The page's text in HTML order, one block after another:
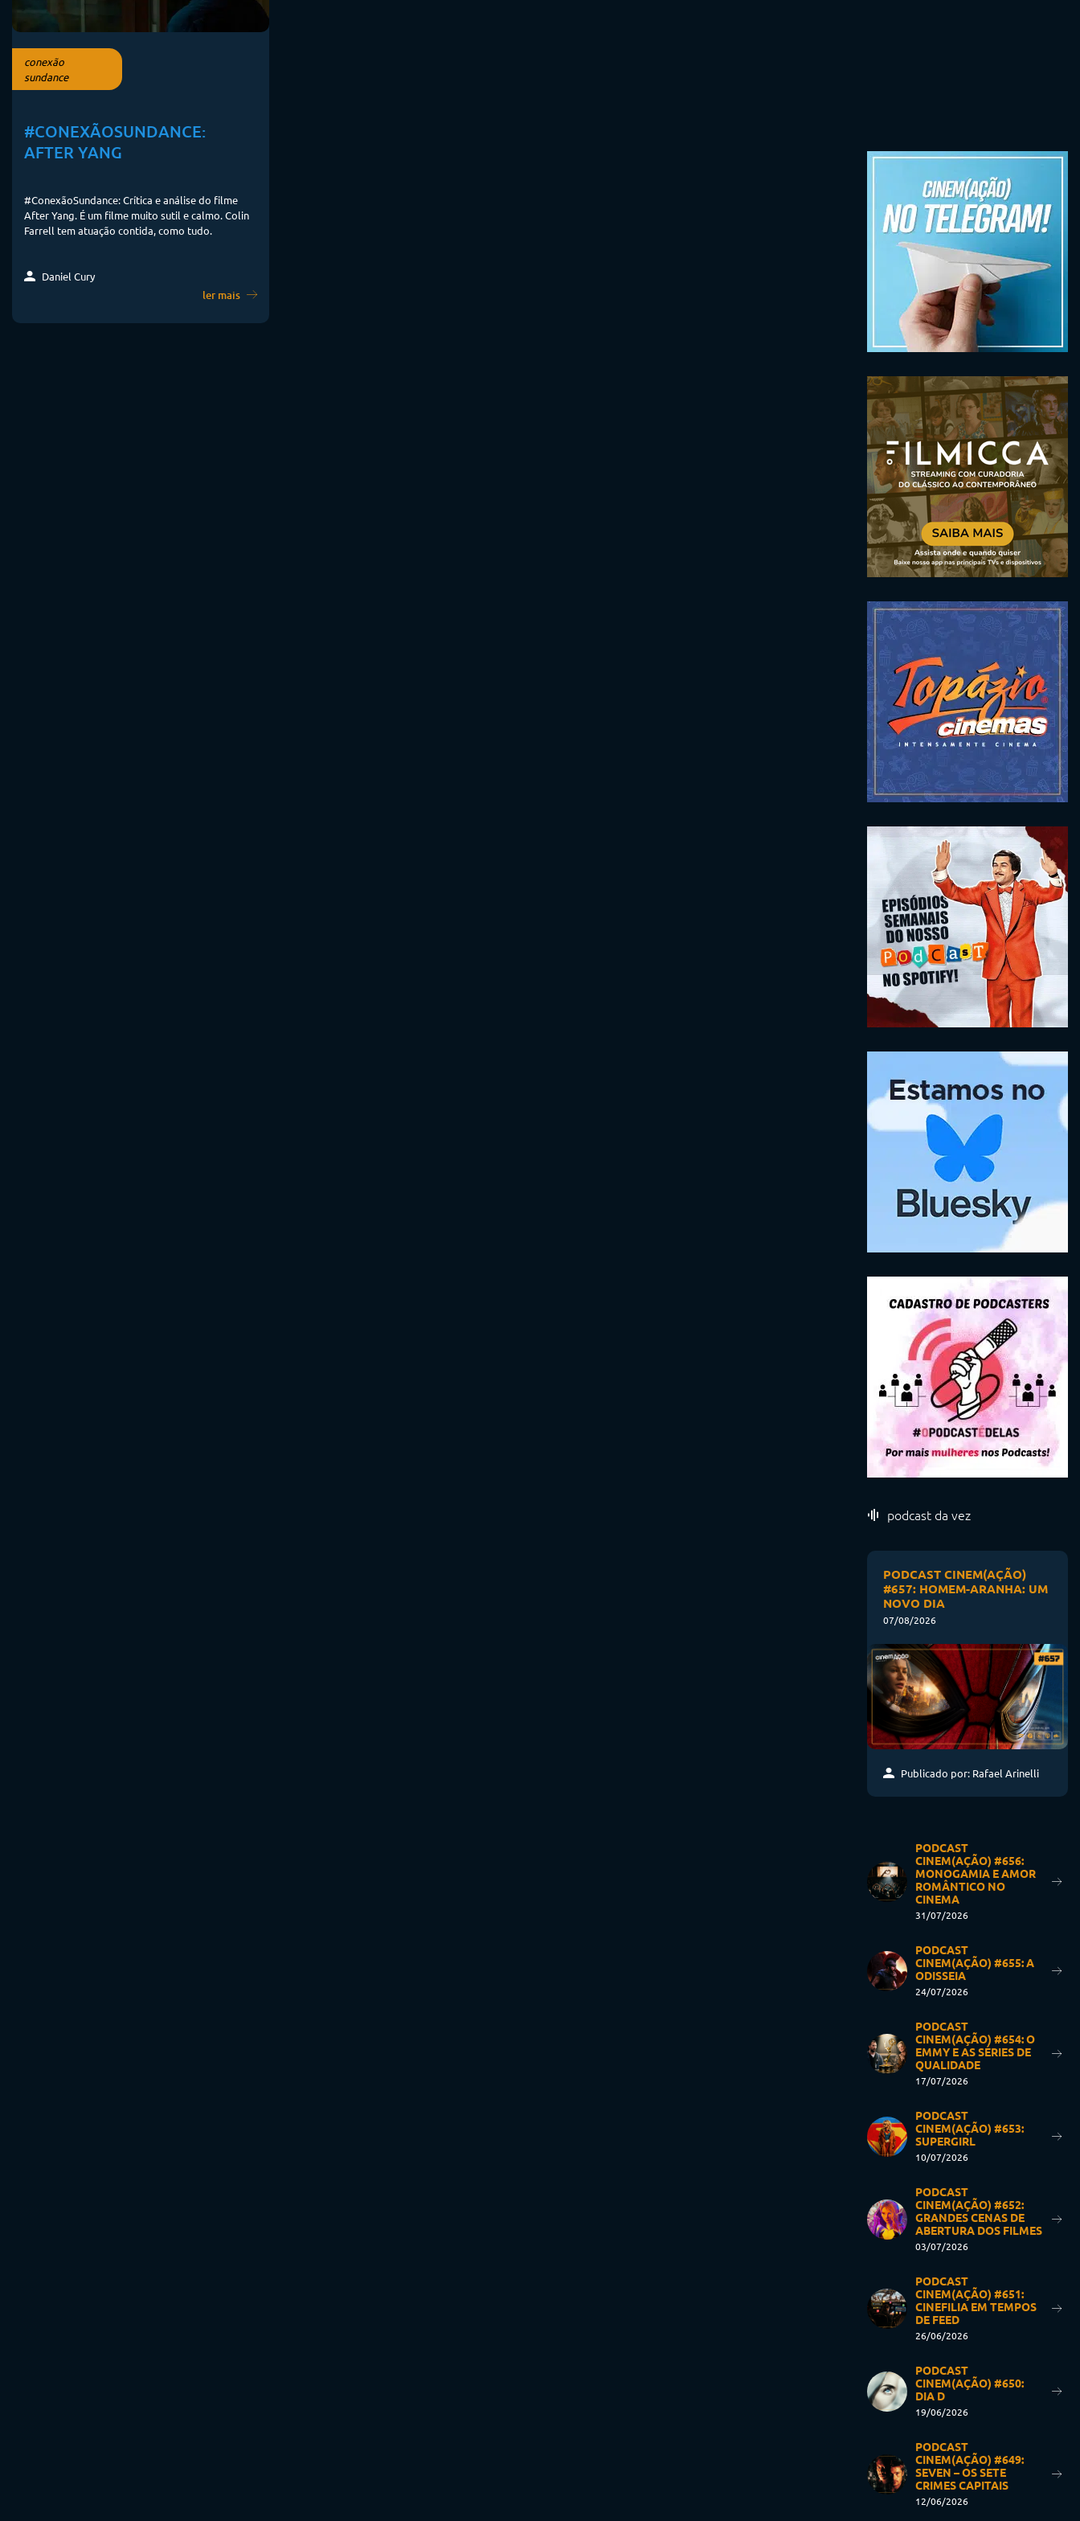
conexão
sundance
#CONEXÃOSUNDANCE:
AFTER YANG
#ConexãoSundance: Crítica e análise do filme
After Yang. É um filme muito sutil e calmo. Colin
Farrell tem atuação contida, como tudo.
Daniel Cury
ler mais
podcast da vez
PODCAST CINEM(AÇÃO)
#657: HOMEM-ARANHA: UM
NOVO DIA
07/08/2026
Publicado por: Rafael Arinelli
PODCAST
CINEM(AÇÃO) #656:
MONOGAMIA E AMOR
ROMÂNTICO NO
CINEMA
31/07/2026
PODCAST
CINEM(AÇÃO) #655: A
ODISSEIA
24/07/2026
PODCAST
CINEM(AÇÃO) #654: O
EMMY E AS SÉRIES DE
QUALIDADE
17/07/2026
PODCAST
CINEM(AÇÃO) #653:
SUPERGIRL
10/07/2026
PODCAST
CINEM(AÇÃO) #652:
GRANDES CENAS DE
ABERTURA DOS FILMES
03/07/2026
PODCAST
CINEM(AÇÃO) #651:
CINEFILIA EM TEMPOS
DE FEED
26/06/2026
PODCAST
CINEM(AÇÃO) #650:
DIA D
19/06/2026
PODCAST
CINEM(AÇÃO) #649:
SEVEN – OS SETE
CRIMES CAPITAIS
12/06/2026